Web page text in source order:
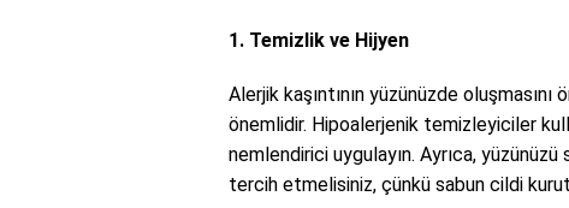
1. Temizlik ve Hijyen
Alerjik kaşıntının yüzünüzde
önemlidir. Hipoalerjenik temizleyiciler
nemlendirici uygulayın. Ayrıca,
tercih etmelisiniz, çünkü sabun cildi